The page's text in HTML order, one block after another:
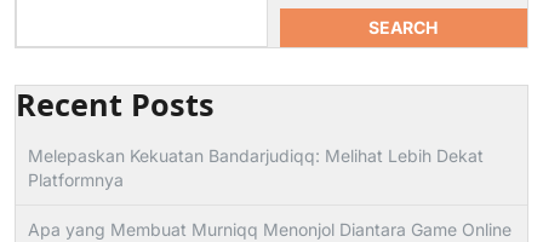
SEARCH
Recent Posts
Melepaskan Kekuatan Bandarjudiqq: Melihat Lebih Dekat
Platformnya
Apa yang Membuat Murniqq Menonjol Diantara Game Online